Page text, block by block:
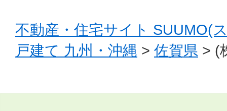
不動産・住宅サイト SUUMO(
戸建て 九州・沖縄 > 佐賀県 > (